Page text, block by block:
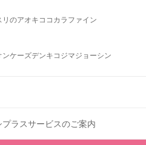
リのアオキ ココカラファイン
ンケーズデンキ コジマジョーシン
ラスサービスのご案内